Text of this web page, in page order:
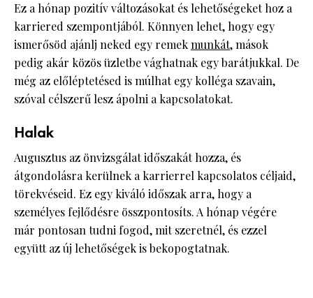
Ez a hónap pozitív változásokat és lehetőségeket hoz a
karriered szempontjából. Könnyen lehet, hogy egy
ismerősöd ajánlj neked egy remekmunkát, mások
pedig akár közös üzletbe vághatnak egy barátjukkal. De
még az előléptetésed is múlhat egy kolléga szavain,
szóval célszerű lesz ápolni a kapcsolatokat.
Halak
Augusztus az önvizsgálat időszakát hozza, és
átgondolásra kerülnek a karrierrel kapcsolatos céljaid,
törekvéseid. Ez egy kiváló időszak arra, hogy a
személyes fejlődésre összpontosíts. A hónap végére
már pontosan tudni fogod, mit szeretnél, és ezzel
együtt az új lehetőségek is bekopogtatnak.